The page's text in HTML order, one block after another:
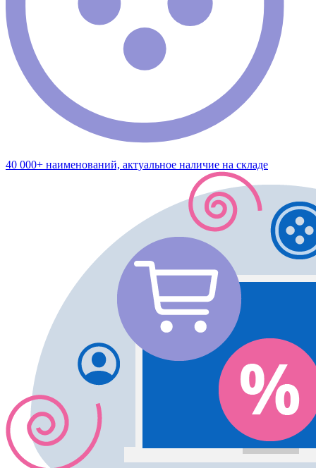
40 000+ наименований, актуальное наличие на складе